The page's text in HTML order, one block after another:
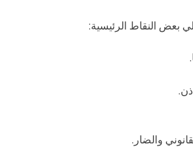
بعض النقاط الرئيسية:
والضار.